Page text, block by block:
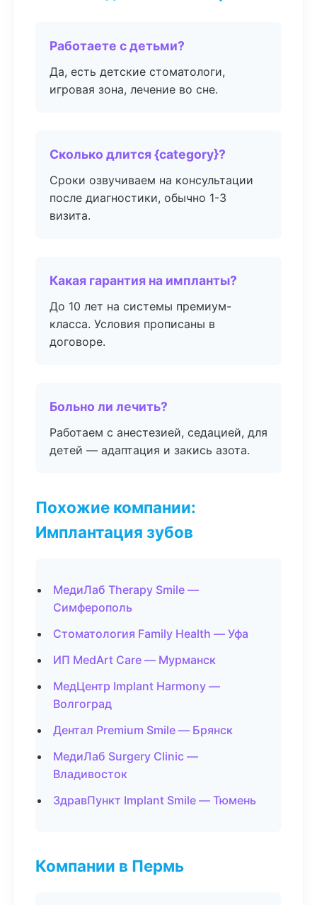
Работаете с детьми?
Да, есть детские стоматологи,
игровая зона, лечение во сне.
Сколько длится {category}?
Сроки озвучиваем на консультации
после диагностики, обычно 1-3
визита.
Какая гарантия на импланты?
До 10 лет на системы премиум-
класса. Условия прописаны в
договоре.
Больно ли лечить?
Работаем с анестезией, седацией, для
детей — адаптация и закись азота.
Похожие компании:
Имплантация зубов
МедиЛаб Therapy Smile —
Симферополь
Стоматология Family Health — Уфа
ИП MedArt Care — Мурманск
МедЦентр Implant Harmony —
Волгоград
Дентал Premium Smile — Брянск
МедиЛаб Surgery Clinic —
Владивосток
ЗдравПункт Implant Smile — Тюмень
Компании в Пермь